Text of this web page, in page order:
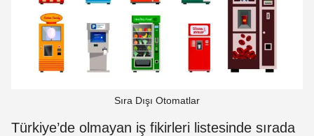
Sıra Dışı Otomatlar
Türkiye’de olmayan iş fikirleri listesinde sırada